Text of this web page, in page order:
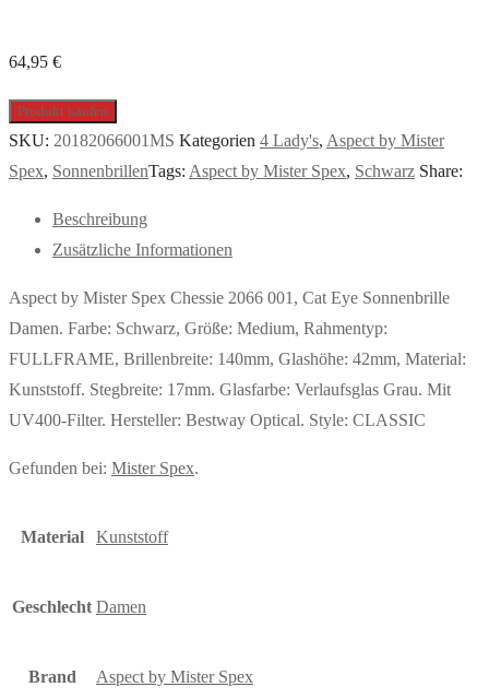
64,95 €
Produkt kaufen
SKU: 20182066001MS Kategorien 4 Lady's, Aspect by Mister
Spex, SonnenbrillenTags: Aspect by Mister Spex, Schwarz Share:
Beschreibung
Zusätzliche Informationen
Aspect by Mister Spex Chessie 2066 001, Cat Eye Sonnenbrille
Damen. Farbe: Schwarz, Größe: Medium, Rahmentyp:
FULLFRAME, Brillenbreite: 140mm, Glashöhe: 42mm, Material:
Kunststoff. Stegbreite: 17mm. Glasfarbe: Verlaufsglas Grau. Mit
UV400-Filter. Hersteller: Bestway Optical. Style: CLASSIC
Gefunden bei: Mister Spex.
Material Kunststoff
Geschlecht Damen
Brand Aspect by Mister Spex